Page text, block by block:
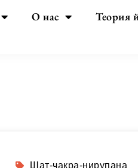
О нас Теория
Шат-чакра-нирупана